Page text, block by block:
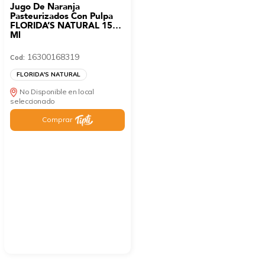
Jugo De Naranja
Pasteurizados Con Pulpa
FLORIDA’S NATURAL 1530
Ml
Cod: 16300168319
FLORIDA'S NATURAL
No Disponible en local
seleccionado
Comprar